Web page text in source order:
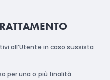
all’Utente in caso sussista
per una o più finalità